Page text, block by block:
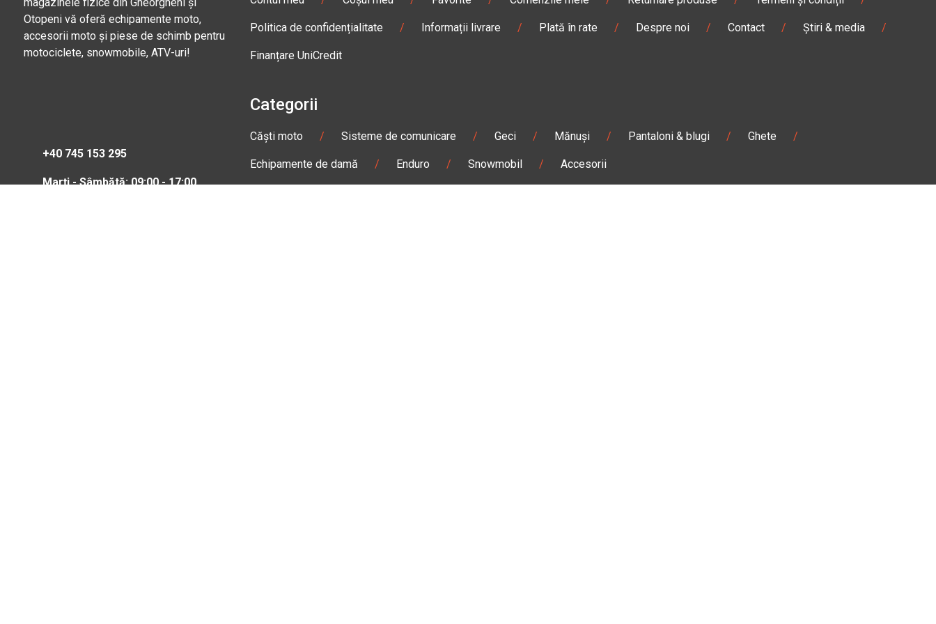
Otopeni vă oferă echipamente moto,
accesorii moto și piese de schimb pentru
motociclete, snowmobile, ATV-uri!
+40 745 153 295
Marți - Sâmbătă: 09:00 - 17:00
Politica de confidențialitate / Informații livrare / Plată în rate / Despre noi / Contact / Știri & media /
Finanțare UniCredit
Categorii
Căști moto / Sisteme de comunicare / Geci / Mănuși / Pantaloni & blugi / Ghete /
Echipamente de damă / Enduro / Snowmobil / Accesorii